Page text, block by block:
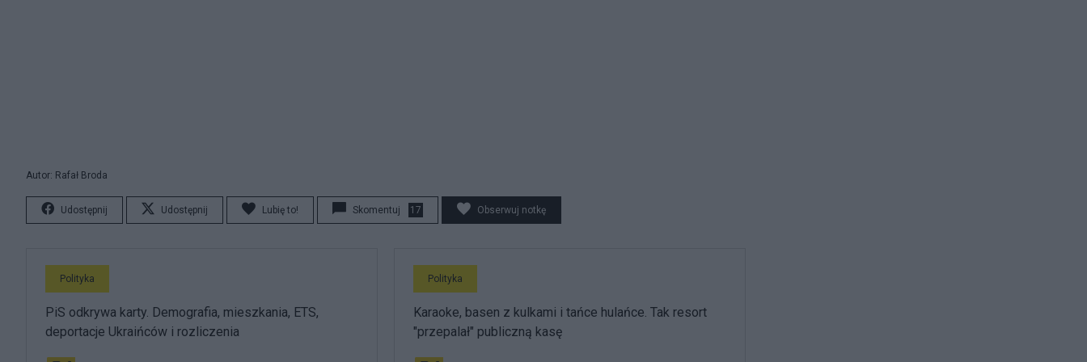
Autor: Rafał Broda
Udostępnij Udostępnij Lubię to! Skomentuj 17 Obserwuj notkę
Polityka
PiS odkrywa karty. Demografia, mieszkania, ETS,
deportacje Ukraińców i rozliczenia
Polityka
Karaoke, basen z kulkami i tańce hulańce. Tak resort
"przepalał" publiczną kasę